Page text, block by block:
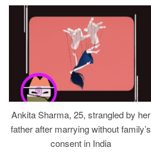
Ankita Sharma, 25, strangled by her
father after marrying without family’s
consent in India